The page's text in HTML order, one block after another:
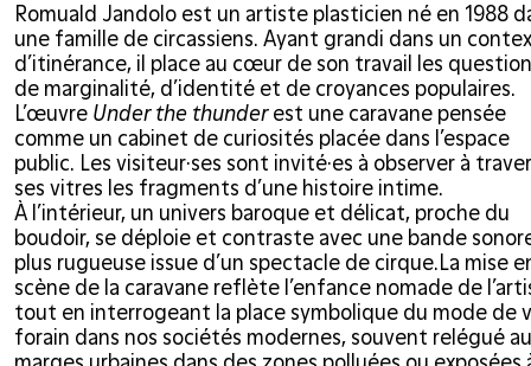
Romuald Jandolo est un artiste plasticien né en 1988
une famille de circassiens. Ayant grandi dans un
d’itinérance, il place au cœur de son travail les
de marginalité, d’identité et de croyances populaires.
L’œuvre Under the thunderest une caravane pensée
comme un cabinet de curiosités placée dans l’espace
public. Les visiteur·ses sont invité·es à observer à
ses vitres les fragments d’une histoire intime.
À l’intérieur, un univers baroque et délicat, proche du
boudoir, se déploie et contraste avec une bande
plus rugueuse issue d’un spectacle de cirque.La mise
scène de la caravane reflète l’enfance nomade de
tout en interrogeant la place symbolique du mode de
forain dans nos sociétés modernes, souvent relégué